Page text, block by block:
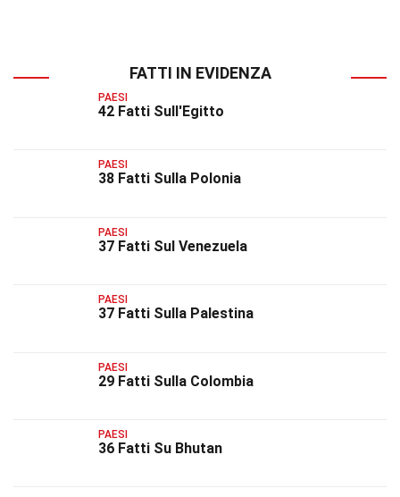
FATTI IN EVIDENZA
PAESI
42 Fatti Sull'Egitto
PAESI
38 Fatti Sulla Polonia
PAESI
37 Fatti Sul Venezuela
PAESI
37 Fatti Sulla Palestina
PAESI
29 Fatti Sulla Colombia
PAESI
36 Fatti Su Bhutan